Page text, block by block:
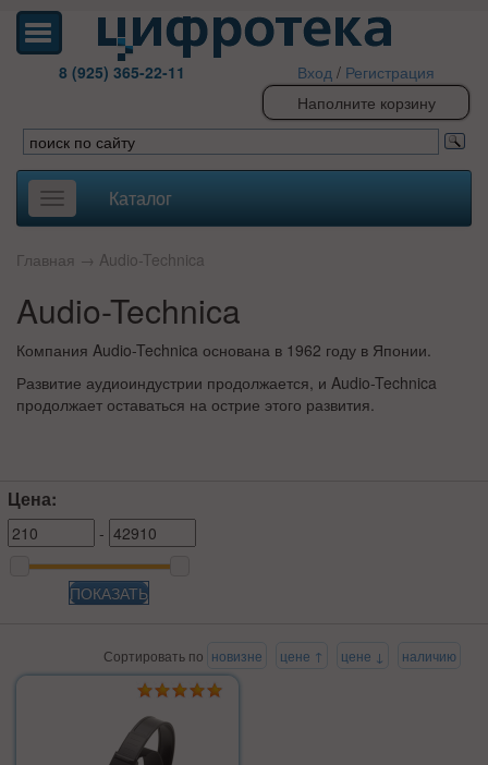
8 (925) 365-22-11 Вход / Регистрация
Наполните корзину
Toggle
navigation
Каталог
Главная → Audio-Technica
Audio-Technica
Компания Audio-Technica основана в 1962 году в Японии.
Развитие аудиоиндустрии продолжается, и Audio-Technica
продолжает оставаться на острие этого развития.
Цена:
-
ПОКАЗАТЬ
Сортировать по новизне цене ↑ цене ↓ наличию